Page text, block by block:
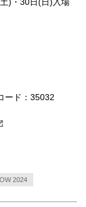
ード：35032
2024